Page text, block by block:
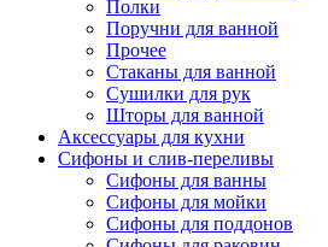
Полки
Поручни для ванной
Прочее
Стаканы для ванной
Сушилки для рук
Шторы для ванной
Аксессуары для кухни
Сифоны и слив-переливы
Сифоны для ванны
Сифоны для мойки
Сифоны для поддонов